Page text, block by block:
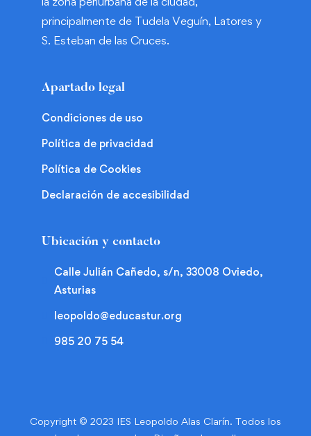
principalmente de Tudela Veguín, Latores y
S. Esteban de las Cruces.
Apartado legal
Condiciones de uso
Política de privacidad
Política de Cookies
Declaración de accesibilidad
Ubicación y contacto
Calle Julián Cañedo, s/n, 33008 Oviedo,
Asturias
leopoldo@educastur.org
985 20 75 54
Copyright © 2023 IES Leopoldo Alas Clarín. Todos los